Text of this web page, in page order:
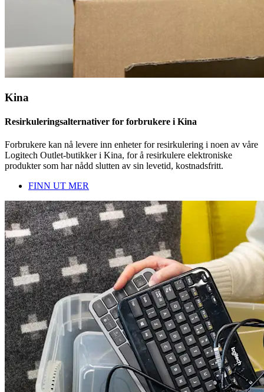
Kina
Resirkuleringsalternativer for forbrukere i Kina
Forbrukere kan nå levere inn enheter for resirkulering i noen av våre
Logitech Outlet-butikker i Kina, for å resirkulere elektroniske
produkter som har nådd slutten av sin levetid, kostnadsfritt.
FINN UT MER